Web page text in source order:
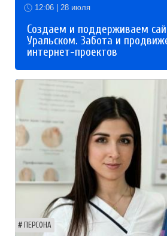
12:06 | 28 июля
Создаем и поддерживаем
Уральском. Забота и
интернет-проектов
ПЕРСОНА